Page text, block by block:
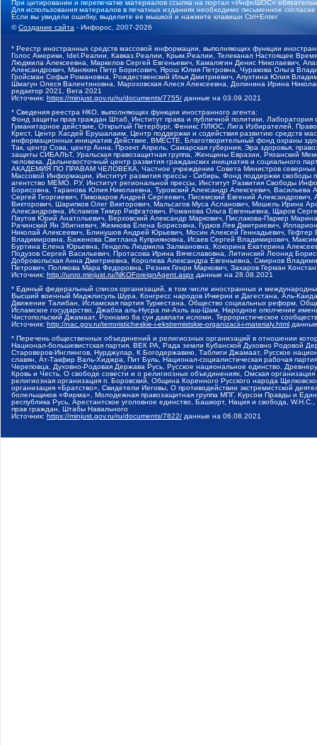
При цитировании и перепечатке материалов ссылка на портал «ИнфоШОС»
Для использования материалов в печатных изданиях необходимо письменное
Если вы увидели ошибку, выделите ее мышкой и нажмите клавиши Ctrl+Enter
©Создание сайта - Инфорос, 2007-2026
* Реестр иностранных средств массовой информации, выполняющих функции
Голос Америки, Idel.Реалии, Кавказ.Реалии, Крым.Реалии, Телеканал Настоящее
Людмила Алексеевна, Маркелов Сергей Евгеньевич, Камалягин Денис Николаевич,
Александрович, Маняхин Петр Борисович, Ярош Юлия Петровна, Чуракова Ольга
Гройсман Софья Романовна, Рождественский Илья Дмитриевич, Апухтина Юлия
Шмагун Олеся Валентиновна, Мароховская Алеся Алексеевна, Долинина Ирина
редактор 2021, Вега 2021
Источник: https://minjust.gov.ru/ru/documents/7755/ данные на 03.09.2021
* Сведения реестра НКО, выполняющих функции иностранного агента:
Фонд защиты прав граждан Штаб, Институт права и публичной политики,
Гуманитарное действие, Открытый Петербург, Феникс ПЛЮС, Лига Избирателей,
Крест, Центр Хасдей Ерушалаим, Центр поддержки и содействия развитию средств
информационных инициатив Действие, ВМЕСТЕ, Благотворительный фонд охраны
Так, центр Сова, центр Анна, Проект Апрель, Самарская губерния, Эра здоровья,
защиты СИБАЛЬТ, Уральская правозащитная группа, Женщины Евразии, Рязанский
человека, Дальневосточный центр развития гражданских инициатив и социального
АКАДЕМИЯ ПО ПРАВАМ ЧЕЛОВЕКА, Частное учреждение Совета Министров северных
Массовой Информации, Институт развития прессы - Сибирь, Фонд поддержки
агентство МЕМО. РУ, Институт региональной прессы, Институт Развития Свободы
Борисовна, Таранова Юлия Николаевна, Туровский Александр Алексеевич,
Сергей Георгиевич, Пивоваров Андрей Сергеевич, Писемский Евгений
Викторович, Шарипков Олег Викторович, Мальсагов Муса Асланович, Мошель Ирина
Александровна, Исламов Тимур Рифгатович, Романова Ольга Евгеньевна, Щаров
Паутов Юрий Анатольевич, Верховский Александр Маркович, Пислакова-Паркер
Рачинский Ян Збигневич, Жемкова Елена Борисовна, Гудков Лев Дмитриевич,
Николай Алексеевич, Блинушов Андрей Юрьевич, Мосин Алексей Геннадьевич,
Владимировна, Баженова Светлана Куприяновна, Исаев Сергей Владимирович,
Буртина Елена Юрьевна, Гендель Людмила Залмановна, Кокорина Екатерина
Подузов Сергей Васильевич, Протасова Ирина Вячеславовна, Литинский Леонид
Добровольская Анна Дмитриевна, Королева Александра Евгеньевна, Смирнов
Петрович, Полякова Мара Федоровна, Резник Генри Маркович, Захаров Герман
Источник: http://unro.minjust.ru/NKOForeignAgent.aspx данные на 28.08.2021
* Единый федеральный список организаций, в том числе иностранных и
Высший военный Маджлисуль Шура, Конгресс народов Ичкерии и Дагестана, Аль-
Движение Талибан, Исламская партия Туркестана, Общество социальных реформ,
Исламское государство, Джабха аль-Нусра ли-Ахль аш-Шам, Народное ополчение
Чистопольский Джамаат, Рохнамо ба суи давлати исломи, Террористическое
Источник: http://nac.gov.ru/terroristicheskie-i-ekstremistskie-organizacii-i-materialy.html
* Перечень общественных объединений и религиозных организаций в отношении
Национал-большевистская партия, ВЕК РА, Рада земли Кубанской Духовно Родовой
Староверов-Инглингов, Нурджулар, К Богодержавию, Таблиги Джамаат, Русское
славян, Ат-Такфир Валь-Хиджра, Пит Буль, Национал-социалистическая рабочая
Череповца, Духовно-Родовая Держава Русь, Русское национальное единство,
Кровь и Честь, О свободе совести и о религиозных объединениях, Омская
религиозная организация п. Боровский, Община Коренного Русского народа
организация «Братство», Свидетели Иеговы, О противодействии экстремистской
болельщиков «Фирма», Молодежная правозащитная группа МПГ, Курсом Правды и
республика Русь, Арестантское уголовное единство, Башкорт, Нация и свобода,
прав граждан, Штабы Навального
Источник: https://minjust.gov.ru/ru/documents/7822/ данные на 06.08.2021